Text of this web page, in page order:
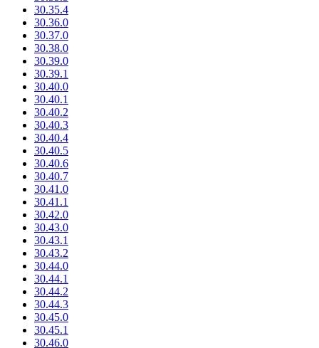
30.35.4
30.36.0
30.37.0
30.38.0
30.39.0
30.39.1
30.40.0
30.40.1
30.40.2
30.40.3
30.40.4
30.40.5
30.40.6
30.40.7
30.41.0
30.41.1
30.42.0
30.43.0
30.43.1
30.43.2
30.44.0
30.44.1
30.44.2
30.44.3
30.45.0
30.45.1
30.46.0